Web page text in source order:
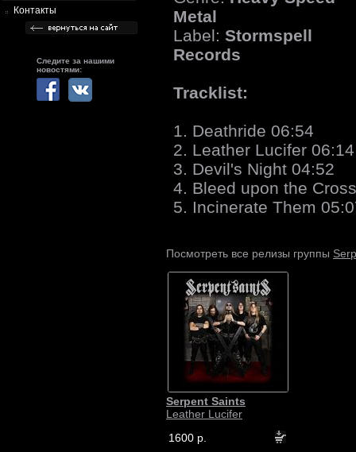
Контакты
Следите за нашими
новостями:
Metal
Label: Stormspell
Records
Tracklist:
1. Deathride 06:54
2. Leather Lucifer 06:14
3. Devil's Night 04:52
4. Bleed upon the
5. Incinerate Them
Посмотреть все релизы группы
Serpent Saints
Leather Lucifer
1600 р.